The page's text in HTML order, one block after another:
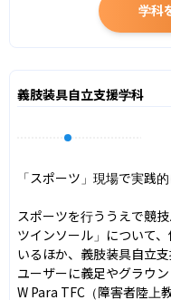
学科
義肢装具自立支援学科
「スポーツ」現場で実践
スポーツを行ううえで競
ツインソール」について
いるほか、義肢装具自立
ユーザーに義足やグラウ
W Para TFC（障害者陸上